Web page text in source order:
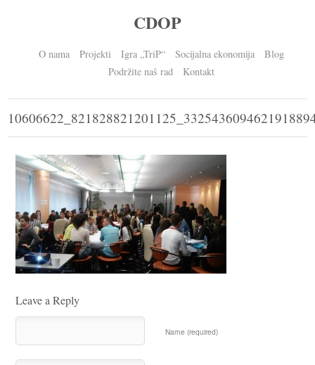
CDOP
O nama Projekti Igra „TriP“ Socijalna ekonomija
Blog
Podržite naš rad
Kontakt
Leave a Reply
Name (required)